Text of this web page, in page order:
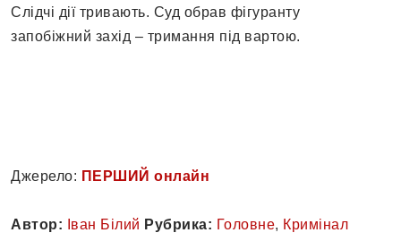
Слідчі дії тривають. Суд обрав фігуранту
запобіжний захід – тримання під вартою.
Джерело: ПЕРШИЙ онлайн
Автор: Іван Білий Рубрика: Головне, Кримінал